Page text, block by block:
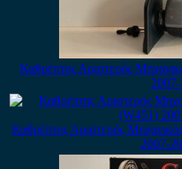
Καθρέπτης Αριστερός
Καθρέπτης Αριστερός
2007-